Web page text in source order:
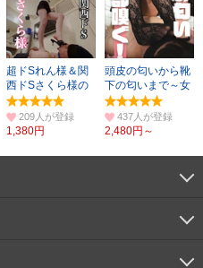
超ドSれん様＆関
西ドSさくら様の
M男いじめ
209人
1,380円
頭皮の匂いから靴
下の匂いまで～女
の子の匂い全部嗅
ぐ～437人
2,480円～